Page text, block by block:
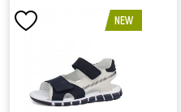
NEW